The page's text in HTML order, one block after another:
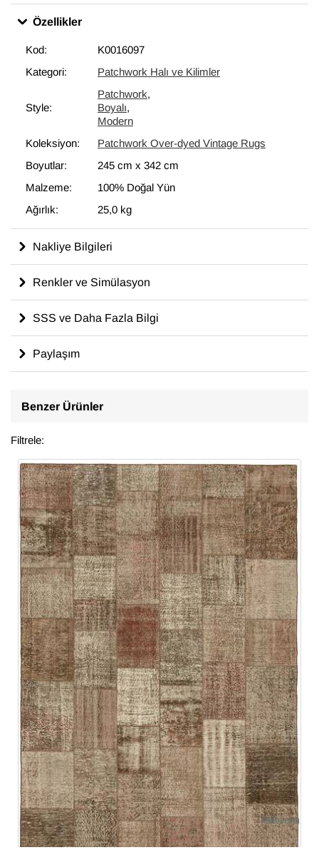
patchwork halılar, evlerde ve ofislerde sıcak bir hava
yaratmakta, aynı zamanda odaların dekorasyonunda etkileyici
Özellikler
Kod:
K0016097
Kategori:
Patchwork Halı ve Kilimler
Style:
Patchwork,
Boyalı,
Modern
Koleksiyon:
Patchwork Over-dyed Vintage Rugs
Boyutlar:
245 cm x 342 cm
Malzeme:
100% Doğal Yün
Ağırlık:
25,0 kg
Nakliye Bilgileri
Renkler ve Simülasyon
SSS ve Daha Fazla Bilgi
Paylaşım
Benzer Ürünler
Filtrele: